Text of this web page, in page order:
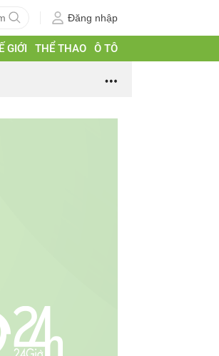
Đăng nhập
GIỚI THỂ THAO Ô TÔ